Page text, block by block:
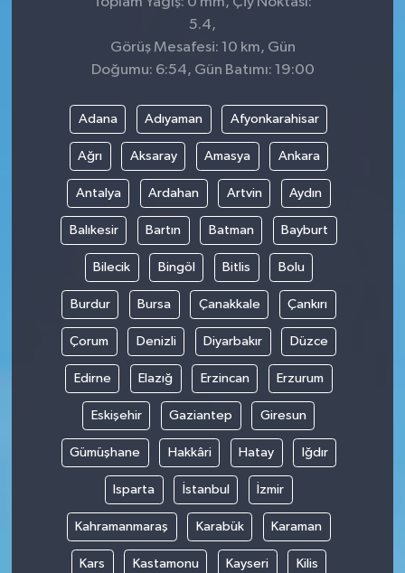
5.4,
Görüş Mesafesi: 10 km, Gün
Doğumu: 6:54, Gün Batımı: 19:00
Adana Adıyaman Afyonkarahisar
Ağrı Aksaray Amasya Ankara
Antalya Ardahan Artvin Aydın
Balıkesir Bartın Batman Bayburt
Bilecik Bingöl Bitlis Bolu
Burdur Bursa Çanakkale Çankırı
Çorum Denizli Diyarbakır Düzce
Edirne Elazığ Erzincan Erzurum
Eskişehir Gaziantep Giresun
Gümüşhane Hakkâri Hatay Iğdır
Isparta İstanbul İzmir
Kahramanmaraş Karabük Karaman
Kars Kastamonu Kayseri Kilis